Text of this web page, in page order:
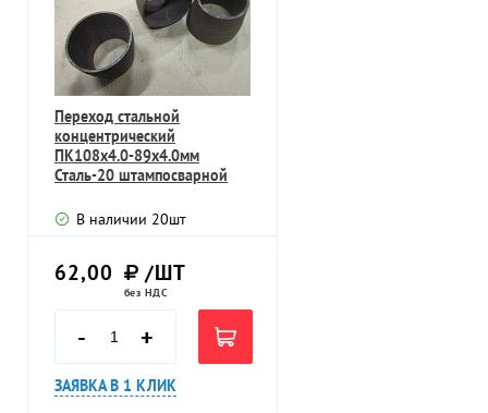
Переход стальной
концентрический
ПК108х4.0-89х4.0мм
Сталь-20 штампосварной
В наличии 20шт
62,00 /ШТ
без НДС
- +
ЗАЯВКА В 1 КЛИК